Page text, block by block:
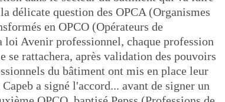
délicate question des OPCA (Organismes
en OPCO (Opérateurs de
loi Avenir professionnel, chaque profession
se rattachera, après validation des pouvoirs
du bâtiment ont mis en place leur
a signé l'accord... avant de signer un